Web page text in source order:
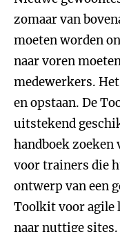
zomaar van
moeten worden
naar voren
medewerkers.
en opstaan. De
uitstekend
handboek zoeken
voor trainers die
ontwerp van een
Toolkit voor agile
naar nuttige